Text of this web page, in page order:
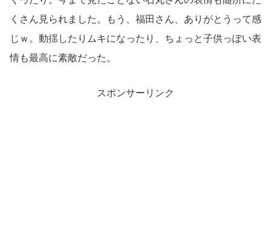
くさん見られました。もう、福田さん、ありがとうって感
じｗ。動揺したりムキになったり、ちょっと子供っぽい表
情も最高に素敵だった。
スポンサーリンク